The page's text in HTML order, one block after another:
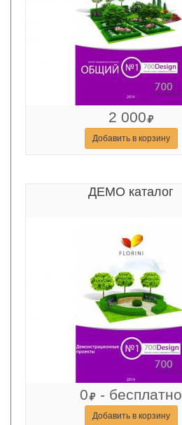
2 000
Добавить в корзину
ДЕМО каталог
0 - бесплатно
Добавить в корзину